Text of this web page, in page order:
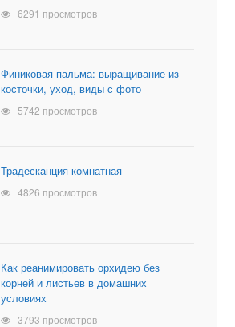
6291 просмотров
Финиковая пальма: выращивание из
косточки, уход, виды с фото
5742 просмотров
Традесканция комнатная
4826 просмотров
Как реанимировать орхидею без
корней и листьев в домашних
условиях
3793 просмотров